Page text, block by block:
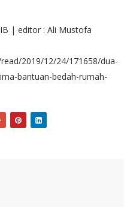
| editor : Ali Mustofa
2019/12/24/171658/dua-
bantuan-bedah-rumah-